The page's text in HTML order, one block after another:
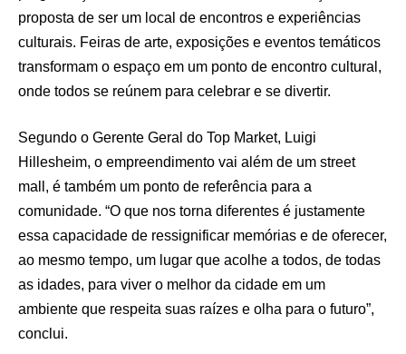
proposta de ser um local de encontros e experiências
culturais. Feiras de arte, exposições e eventos temáticos
transformam o espaço em um ponto de encontro cultural,
onde todos se reúnem para celebrar e se divertir.
Segundo o Gerente Geral do Top Market, Luigi
Hillesheim, o empreendimento vai além de um street
mall, é também um ponto de referência para a
comunidade. “O que nos torna diferentes é justamente
essa capacidade de ressignificar memórias e de oferecer,
ao mesmo tempo, um lugar que acolhe a todos, de todas
as idades, para viver o melhor da cidade em um
ambiente que respeita suas raízes e olha para o futuro”,
conclui.